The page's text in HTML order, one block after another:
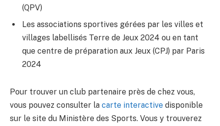
(QPV)
Les associations sportives gérées par les villes et
villages labellisés Terre de Jeux 2024 ou en tant
que centre de préparation aux Jeux (CPJ) par Paris
2024
Pour trouver un club partenaire près de chez vous,
vous pouvez consulter la carte interactive disponible
sur le site du Ministère des Sports. Vous y trouverez